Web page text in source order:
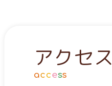
アクセス
access